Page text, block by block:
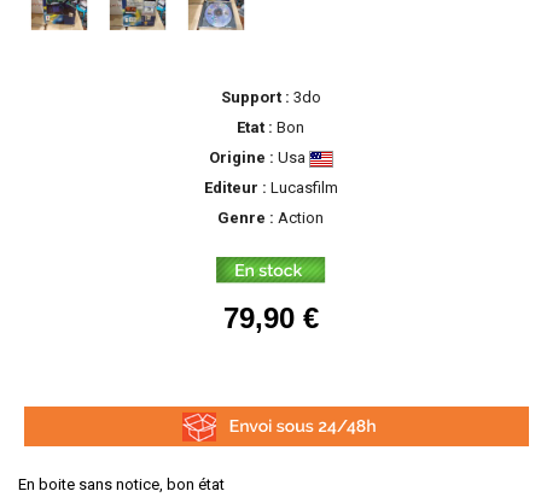
Support : 3do
Etat : Bon
Origine : Usa
Editeur : Lucasfilm
Genre : Action
79,90 €
En boite sans notice, bon état